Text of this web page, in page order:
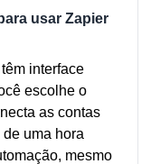
usar Zapier
interface
escolhe o
as contas
uma hora
mesmo